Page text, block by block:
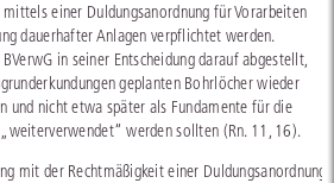
einer Duldungsanordnung für Vorarbeiten
dauerhafter Anlagen verpflichtet werden.
in seiner Entscheidung darauf abgestellt,
geplanten Bohrlöcher wieder
und nicht etwa später als Fundamente für die
werden sollten (Rn. 11, 16).
mit der Rechtmäßigkeit einer Duldungsanordnung